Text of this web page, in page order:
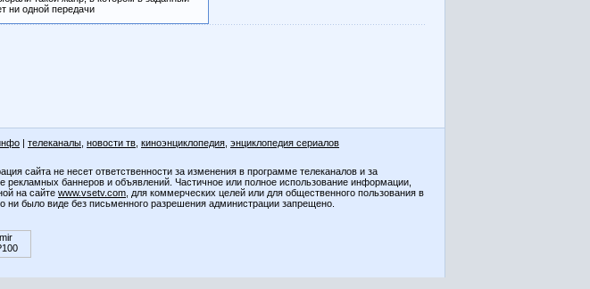
ни одной передачи
| телеканалы новости тв киноэнциклопедия энциклопедия сериалов
сайта не несет ответственности за изменения в программе телеканалов и за
рекламных баннеров и объявлений. Частичное или полное использование информации,
на сайте www.vsetv.com , для коммерческих целей или для общественного пользования в
ни было виде без письменного разрешения администрации запрещено.